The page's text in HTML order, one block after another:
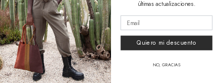
Vanity Bag Acapulco
18,50€
1 reseña
Funny Bag Huatulco
39,90€
últimas actualizaciones.
Quiero mi descuento
NO, GRACIAS